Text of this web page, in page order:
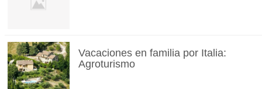
Vacaciones en familia por Italia:
Agroturismo